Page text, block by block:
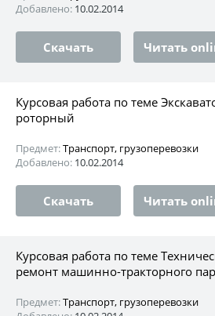
Добавлено: 10.02.2014
Скачать Читать
Курсовая работа по теме
роторный
Предмет:Транспорт, грузоперевозки
Добавлено: 10.02.2014
Скачать Читать
Курсовая работа по теме
ремонт машинно-тракторного
Предмет:Транспорт, грузоперевозки